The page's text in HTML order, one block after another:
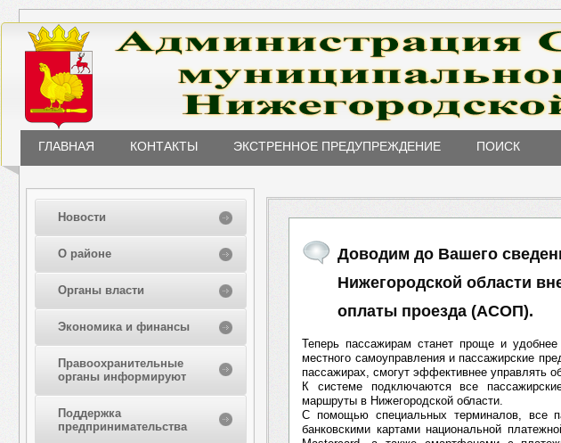
ГЛАВНАЯ КОНТАКТЫ ЭКСТРЕННОЕ ПРЕДУПРЕЖДЕНИЕ ПОИСК
Новости
О районе
Органы власти
Экономика и финансы
Правоохранительные
органы информируют
Поддержка
предпринимательства
Доводим до Вашего
Нижегородской области
оплаты проезда (АСОП).
Теперь пассажирам станет проще и
местного самоуправления и пассажирские
пассажирах, смогут эффективнее управлять
К системе подключаются все
маршруты в Нижегородской области.
С помощью специальных терминалов, все
банковскими картами национальной